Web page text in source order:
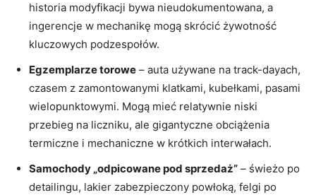
historia modyfikacji bywa nieudokumentowana, a
ingerencje w mechanikę mogą skrócić żywotność
kluczowych podzespołów.
Egzemplarze torowe – auta używane na track-dayach,
czasem z zamontowanymi klatkami, kubełkami, pasami
wielopunktowymi. Mogą mieć relatywnie niski
przebieg na liczniku, ale gigantyczne obciążenia
termiczne i mechaniczne w krótkich interwałach.
Samochody „odpicowane pod sprzedaż” – świeżo po
detailingu, lakier zabezpieczony powłoką, felgi po